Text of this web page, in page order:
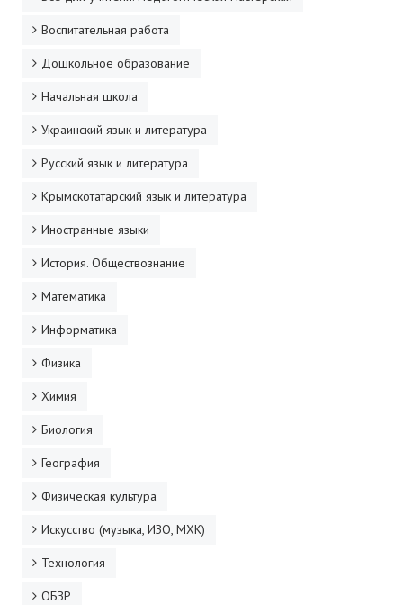
Готовимся к новому учебному году 2026-2027
ДПО
Профессиональная переподготовка
Воспитательная работа
Дошкольное образование
Начальная школа
Украинский язык и литература
Русский язык и литература
Крымскотатарский язык и литература
Иностранные языки
История. Обществознание
Математика
Информатика
Физика
Химия
Биология
География
Физическая культура
Искусство (музыка, ИЗО, МХК)
Технология
ОБЗР